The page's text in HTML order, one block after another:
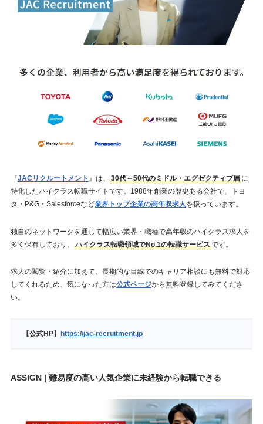
『JACリクルートメント 』は、 30代～50代のミドル・エグゼクティブ層に
特化したハイクラス転職サイトです。1988年創業の歴史ある会社で、トヨ
タ・P&G・Salesforceなど業界トップ企業の高年収求人を扱っています。
独自のネットワークを通じて幅広い業界・職種で高年収のハイクラス求人を
多く保有しており、
ハイクラス転職領域でNo.1の転職サービス です。
求人の閲覧・紹介に加えて、長期的な目線でのキャリア相談にも無料で対応
してくれるため、気になった方は公式ページから無料登録してみてくださ
い。
【公式HP】 https://jac-recruitment.jp
ASSIGN | 難易度の高い人気企業に未経験から転職できる